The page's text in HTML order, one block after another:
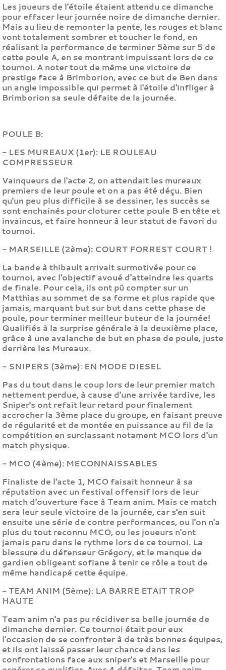
Les joueurs de l'étoile étaient attendu ce dimanche
pour effacer leur journée noire de dimanche dernier.
Mais au lieu de remonter la pente, les rouges et blanc
vont totalement sombrer et toucher le fond, en
réalisant la performance de terminer 5ème sur 5 de
cette poule A, en se montrant impuissant lors de ce
tournoi. A noter tout de même une victoire de
prestige face à Brimborion, avec ce but de Ben dans
un angle impossible qui permet à l'étoile d'infliger à
Brimborion sa seule défaite de la journée.
POULE B:
- LES MUREAUX (1er): LE ROULEAU
COMPRESSEUR
Vainqueurs de l'acte 2, on attendait les mureaux
premiers de leur poule et on a pas été déçu. Bien
qu'un peu plus difficile à se dessiner, les succès se
sont enchainés pour cloturer cette poule B en tête et
invaincus, et faire honneur à leur statut de favori du
tournoi.
- MARSEILLE (2ème): COURT FORREST COURT !
La bande à thibault arrivait surmotivée pour ce
tournoi, avec l'objectif avoué d'atteindre les quarts
de finale. Pour cela, ils ont pû compter sur un
Matthias au sommet de sa forme et plus rapide que
jamais, marquant but sur but dans cette phase de
poule, pour terminer meilleur buteur de la journée!
Qualifiés à la surprise générale à la deuxième place,
grâce à une avalanche de but en phase de poule, juste
derrière les Mureaux.
- SNIPERS (3ème): EN MODE DIESEL
Pas du tout dans le coup lors de leur premier match
nettement perdue, à cause d'une arrivée tardive, les
Sniper's ont refait leur retard pour finalement
accrocher la 3ème place du groupe, en faisant preuve
de régularité et de montée en puissance au fil de la
compétition en surclassant notament MCO lors d'un
match physique.
- MCO (4ème): MECONNAISSABLES
Finaliste de l'acte 1, MCO faisait honneur à sa
réputation avec un festival offensif lors de leur
match d'ouverture face à Team anim. Mais ce match
sera leur seule victoire de la journée, car s'en suit
ensuite une série de contre performances, ou l'on n'a
plus du tout reconnu MCO, ou les joueurs n'ont
jamais paru dans le rythme lors de ce tournoi. La
blessure du défenseur Grégory, et le manque de
gardien obligeant sofiane à tenir ce rôle a tout de
même handicapé cette équipe.
- TEAM ANIM (5ème): LA BARRE ETAIT TROP
HAUTE
Team anim n'a pas pu récidiver sa belle journée de
dimanche dernier. Ce tournoi était pour eux
l'occasion de se confronter à de très bonnes équipes,
et ils ont laissé passer leur chance dans les
confrontations face aux sniper's et Marseille pour